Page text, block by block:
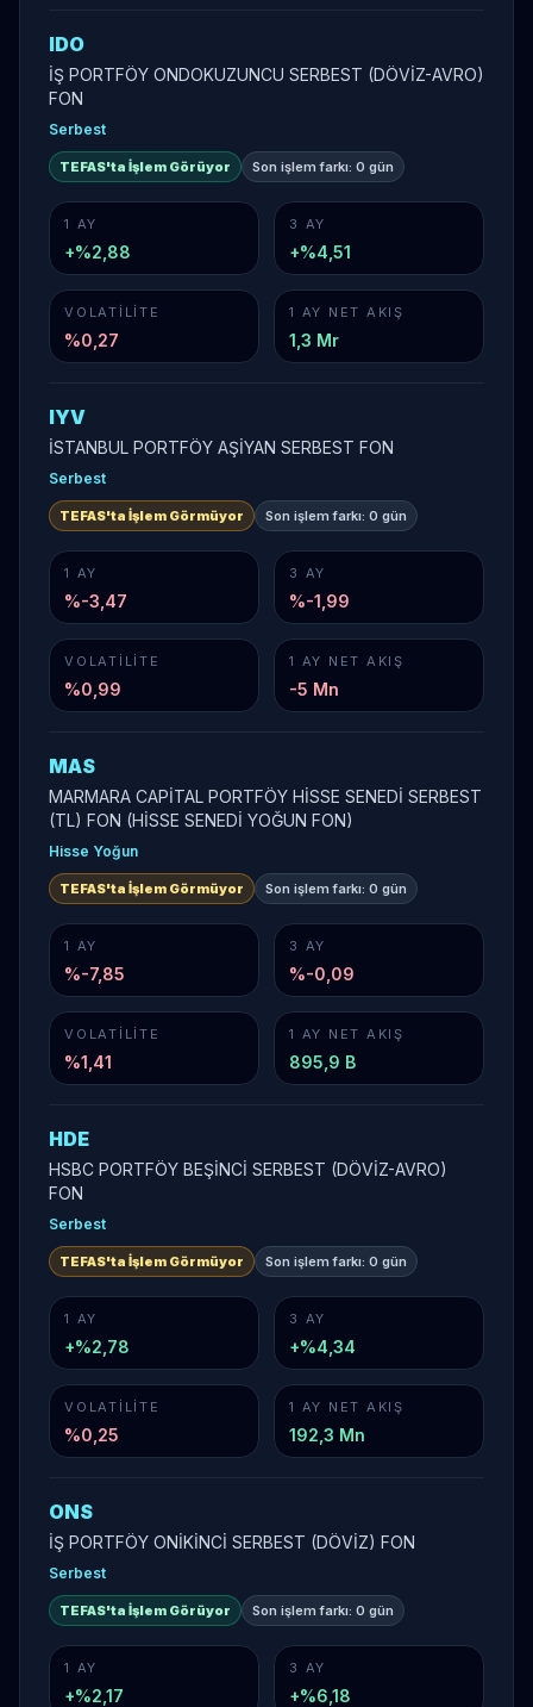
IDO
İŞ PORTFÖY ONDOKUZUNCU SERBEST (DÖVİZ-AVRO)
FON
Serbest
TEFAS'ta İşlem Görüyor Son işlem farkı: 0 gün
1 AY
+%2,88
3 AY
+%4,51
VOLATILITE
%0,27
1 AY NET AKIŞ
1,3 Mr
IYV
İSTANBUL PORTFÖY AŞİYAN SERBEST FON
Serbest
TEFAS'ta İşlem Görmüyor Son işlem farkı: 0 gün
1 AY
%-3,47
3 AY
%-1,99
VOLATILITE
%0,99
1 AY NET AKIŞ
-5 Mn
MAS
MARMARA CAPİTAL PORTFÖY HİSSE SENEDİ SERBEST
(TL) FON (HİSSE SENEDİ YOĞUN FON)
Hisse Yoğun
TEFAS'ta İşlem Görmüyor Son işlem farkı: 0 gün
1 AY
%-7,85
3 AY
%-0,09
VOLATILITE
%1,41
1 AY NET AKIŞ
895,9 B
HDE
HSBC PORTFÖY BEŞİNCİ SERBEST (DÖVİZ-AVRO)
FON
Serbest
TEFAS'ta İşlem Görmüyor Son işlem farkı: 0 gün
1 AY
+%2,78
3 AY
+%4,34
VOLATILITE
%0,25
1 AY NET AKIŞ
192,3 Mn
ONS
İŞ PORTFÖY ONİKİNCİ SERBEST (DÖVİZ) FON
Serbest
TEFAS'ta İşlem Görüyor Son işlem farkı: 0 gün
1 AY
+%2,17
3 AY
+%6,18